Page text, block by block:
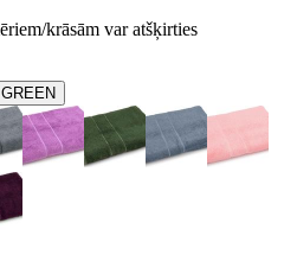
krāsām var atšķirties